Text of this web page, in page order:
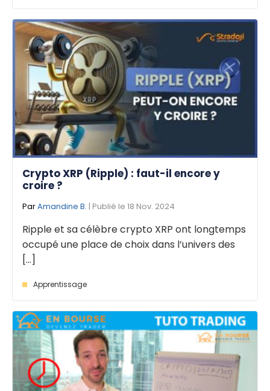
Crypto XRP (Ripple) : faut-il encore y
croire ?
ParAmandine B. | Publié le 18 Nov. 2024
Ripple et sa célèbre crypto XRP ont longtemps
occupé une place de choix dans l’univers des
[...]
Apprentissage